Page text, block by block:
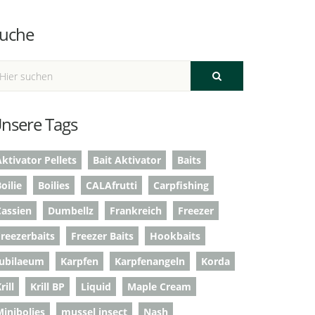
Tags
Pellets Bait Aktivator
Baits
Boilies CALAfrutti
Carpfishing
Dumbellz Frankreich
Freezer
Freezer Baits
Hookbaits
Karpfen Karpfenangeln
Korda
Krill BP Liquid
Maple Cream
mussel insect
Nash